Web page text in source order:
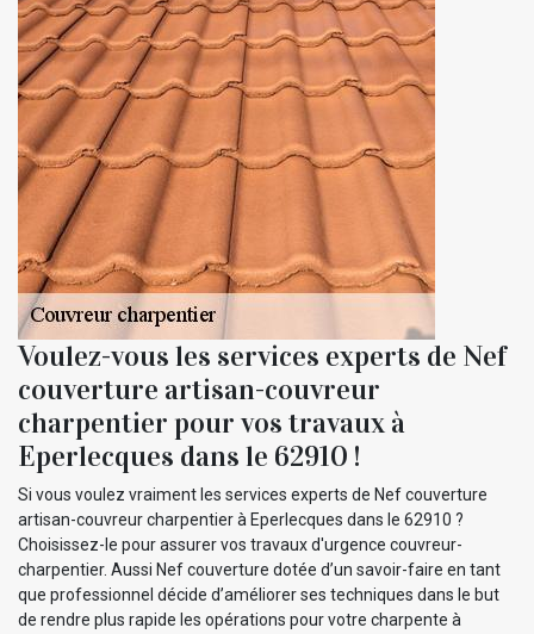
Voulez-vous les services experts de Nef
couverture artisan-couvreur
charpentier pour vos travaux à
Eperlecques dans le 62910 !
Si vous voulez vraiment les services experts de Nef couverture
artisan-couvreur charpentier à Eperlecques dans le 62910 ?
Choisissez-le pour assurer vos travaux d'urgence couvreur-
charpentier. Aussi Nef couverture dotée d’un savoir-faire en tant
que professionnel décide d’améliorer ses techniques dans le but
de rendre plus rapide les opérations pour votre charpente à